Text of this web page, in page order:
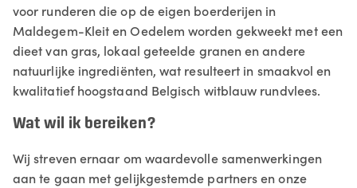
voor runderen die op de eigen boerderijen in
Maldegem-Kleit en Oedelem worden gekweekt met een
dieet van gras, lokaal geteelde granen en andere
natuurlijke ingrediënten, wat resulteert in smaakvol en
kwalitatief hoogstaand Belgisch witblauw rundvlees.
Wat wil ik bereiken?
Wij streven ernaar om waardevolle samenwerkingen
aan te gaan met gelijkgestemde partners en onze